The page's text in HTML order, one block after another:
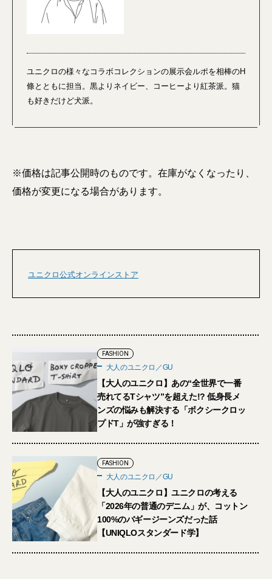
ユニクロの様々なコラボコレクションの展示会ルポを相棒のH
條とともに担当。黒よりネイビー、コーヒーより紅茶派。猫
も好きだけど犬派。
※価格は記事公開時のものです。在庫がなくなったり、
価格が変更になる場合があります。
ユニクロ公式オンラインストア
FASHION
大人のユニクロ／GU
【大人のユニクロ】あの“全世界で一番
売れてるTシャツ”を超えた!? 低身長メ
ンズの悩みも解決する「ボクシークロッ
プドT」が強すぎる！
FASHION
大人のユニクロ／GU
【大人のユニクロ】ユニクロの考える
「2026年の普通のデニム」が、コットン
100%のバギージーンズだった話
【UNIQLOスタンダード学】